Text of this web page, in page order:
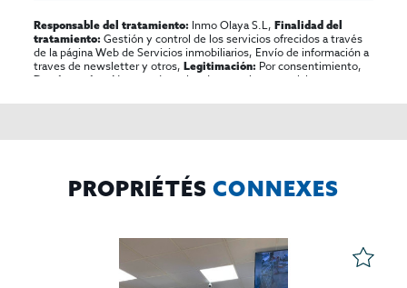
Responsable del tratamiento: Inmo Olaya S.L,Finalidad del
tratamiento: Gestión y control de los servicios ofrecidos a través
de la página Web de Servicios inmobiliarios, Envío de información a
traves de newsletter y otros,Legitimación: Por consentimiento,
Destinatarios:
No se cederan los datos, salvo para elaborar
rectificar y suprimir los datos, solicitar la portabilidad de los
PROPRIÉTÉS CONNEXES